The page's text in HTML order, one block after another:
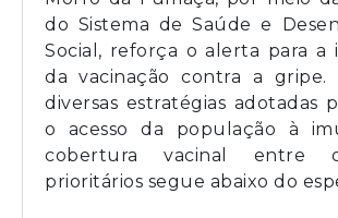
do Sistema de Saúde e
Social, reforça o alerta para a
da vacinação contra a gripe.
diversas estratégias adotadas
o acesso da população à
cobertura vacinal entre
prioritários segue abaixo do